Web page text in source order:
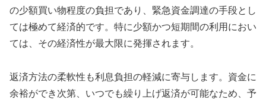
の少額買い物程度の負担であり、緊急資金調達の手段とし
ては極めて経済的です。特に少額かつ短期間の利用におい
ては、その経済性が最大限に発揮されます。
返済方法の柔軟性も利息負担の軽減に寄与します。資金に
余裕ができ次第、いつでも繰り上げ返済が可能なため、予